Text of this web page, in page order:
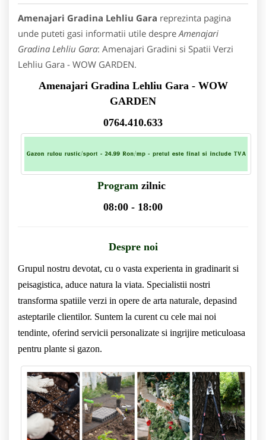
Amenajari Gradina Lehliu Gara reprezinta pagina
unde puteti gasi informatii utile despre Amenajari
Gradina Lehliu Gara: Amenajari Gradini si Spatii Verzi
Lehliu Gara - WOW GARDEN.
Amenajari Gradina Lehliu Gara - WOW
GARDEN
0764.410.633
Program zilnic
08:00 - 18:00
Despre noi
Grupul nostru devotat, cu o vasta experienta in gradinarit si
peisagistica, aduce natura la viata. Specialistii nostri
transforma spatiile verzi in opere de arta naturale, depasind
asteptarile clientilor. Suntem la curent cu cele mai noi
tendinte, oferind servicii personalizate si ingrijire meticuloasa
pentru plante si gazon.